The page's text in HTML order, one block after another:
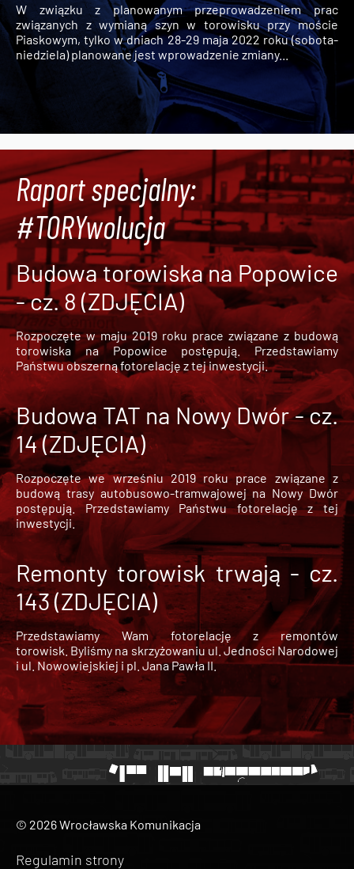
W związku z planowanym przeprowadzeniem prac
związanych z wymianą szyn w torowisku przy moście
Piaskowym, tylko w dniach 28-29 maja 2022 roku (sobota-
niedziela) planowane jest wprowadzenie zmiany...
Raport specjalny:
#TORYwolucja
Budowa torowiska na Popowice
- cz. 8 (ZDJĘCIA)
Rozpoczęte w maju 2019 roku prace związane z budową
torowiska na Popowice
postępują. Przedstawiamy
Państwu obszerną fotorelację z tej inwestycji.
Budowa TAT na Nowy Dwór - cz.
14 (ZDJĘCIA)
Rozpoczęte we wrześniu 2019 roku prace związane z
budową trasy autobusowo-tramwajowej na Nowy Dwór
postępują. Przedstawiamy Państwu fotorelację z tej
inwestycji.
Remonty torowisk trwają - cz.
143 (ZDJĘCIA)
Przedstawiamy Wam fotorelację z remontów
torowisk. Byliśmy na skrzyżowaniu ul. Jedności Narodowej
i ul. Nowowiejskiej i pl. Jana Pawła II.
© 2026 Wrocławska Komunikacja
Regulamin strony